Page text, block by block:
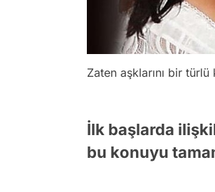
Zaten aşklarını bir türlü
İlk başlarda
bu konuyu